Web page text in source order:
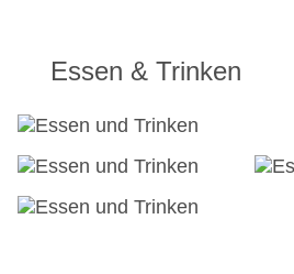
Check-in von: 15:00:00
Check-out bis: 00:00:00
Garage: gegen Gebühr
Garten: ohne Gebühr
Hotelsafe
Essen & Trinken